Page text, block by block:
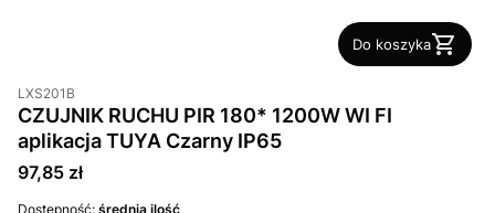
Do koszyka
LXS201B
CZUJNIK RUCHU PIR 180* 1200W WI FI
aplikacja TUYA Czarny IP65
Cena
97,85 zł
Dostępność: średnia ilość